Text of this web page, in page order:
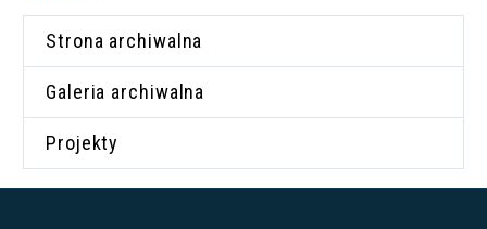
Strona archiwalna
Galeria archiwalna
Projekty